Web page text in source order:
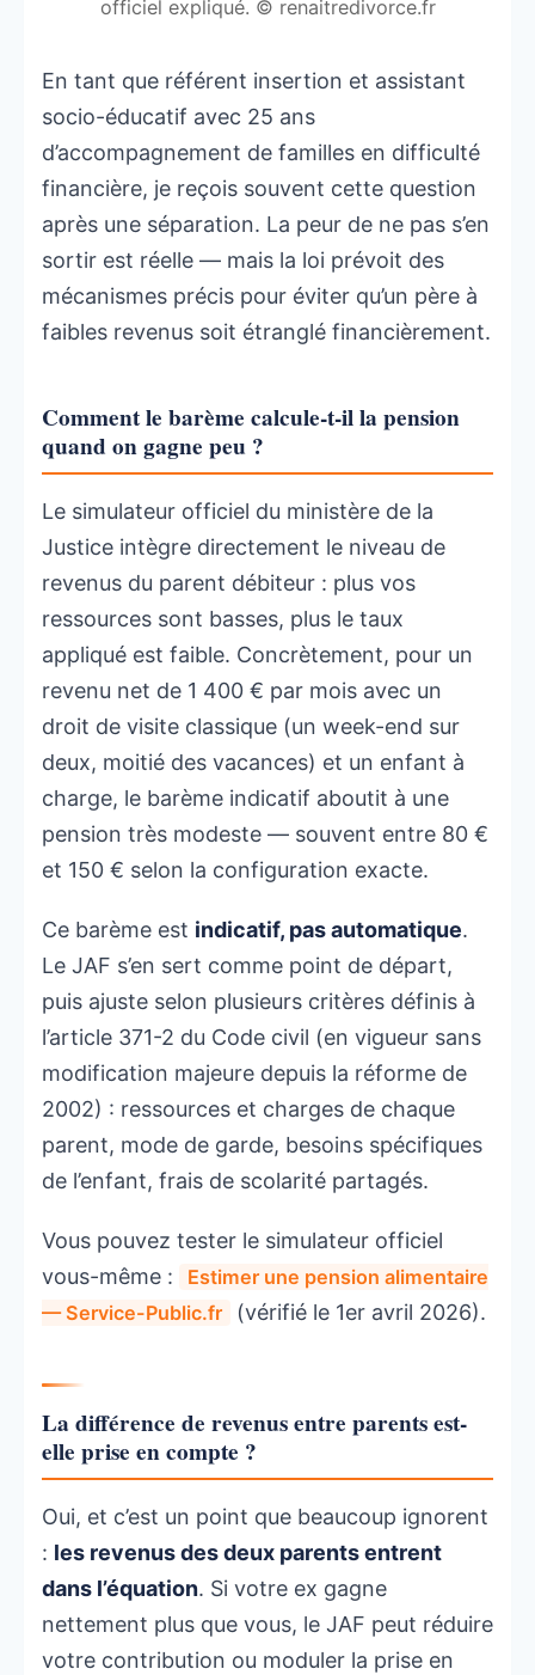
officiel expliqué. © renaitredivorce.fr
En tant que référent insertion et assistant
socio-éducatif avec 25 ans
d’accompagnement de familles en difficulté
financière, je reçois souvent cette question
après une séparation. La peur de ne pas s’en
sortir est réelle — mais la loi prévoit des
mécanismes précis pour éviter qu’un père à
faibles revenus soit étranglé financièrement.
Comment le barème calcule-t-il la pension
quand on gagne peu ?
Le simulateur officiel du ministère de la
Justice intègre directement le niveau de
revenus du parent débiteur : plus vos
ressources sont basses, plus le taux
appliqué est faible. Concrètement, pour un
revenu net de 1 400 € par mois avec un
droit de visite classique (un week-end sur
deux, moitié des vacances) et un enfant à
charge, le barème indicatif aboutit à une
pension très modeste — souvent entre 80 €
et 150 € selon la configuration exacte.
Ce barème est indicatif, pas automatique.
Le JAF s’en sert comme point de départ,
puis ajuste selon plusieurs critères définis à
l’article 371-2 du Code civil (en vigueur sans
modification majeure depuis la réforme de
2002) : ressources et charges de chaque
parent, mode de garde, besoins spécifiques
de l’enfant, frais de scolarité partagés.
Vous pouvez tester le simulateur officiel
vous-même :
Estimer une pension alimentaire
— Service-Public.fr
(vérifié le 1er avril 2026).
La différence de revenus entre parents est-
elle prise en compte ?
Oui, et c’est un point que beaucoup ignorent
: les revenus des deux parents entrent
dans l’équation. Si votre ex gagne
nettement plus que vous, le JAF peut réduire
votre contribution ou moduler la prise en